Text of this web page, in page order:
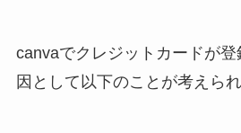
canvaでクレジットカードが
因として以下のことが考えられ